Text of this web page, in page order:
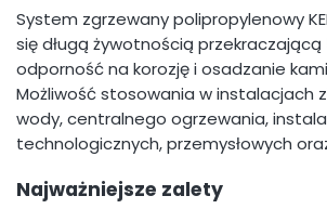
System zgrzewany polipropylenowy
się długą żywotnością przekraczającą
odporność na korozję i osadzanie
Możliwość stosowania w instalacjach
wody, centralnego ogrzewania,
technologicznych, przemysłowych
Najważniejsze zalety